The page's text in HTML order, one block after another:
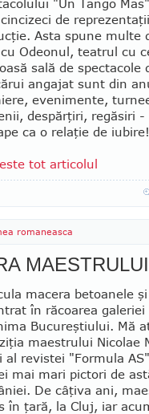
"Un Tango
de
Asta spune multe
Odeonul, teatrul cu
sală de spectacole
angajat sunt din
evenimente,
despărţiri, regăsiri
ca o relaţie de iubi­re!
tot articolul
romaneasca
MAESTRULUI
macera betoanele
în răcoarea
Bucureştiului. Mă
maestrului Nicolae
al revistei "For­mula
mai mari pictori de
De câţiva ani,
în ţară, la Cluj, iar